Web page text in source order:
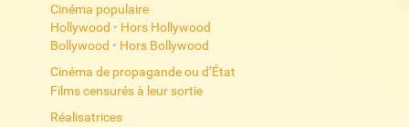
Cinéma populaire
Hollywood • Hors Hollywood
Bollywood • Hors Bollywood
Cinéma de propagande ou d’État
Films censurés à leur sortie
Réalisatrices